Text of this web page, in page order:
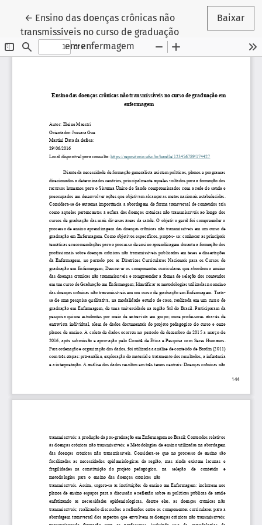
← Voltar aos Detalhes do Artigo
Ensino das doenças crônicas não
transmissíveis no curso de graduação
em enfermagem
Baixar